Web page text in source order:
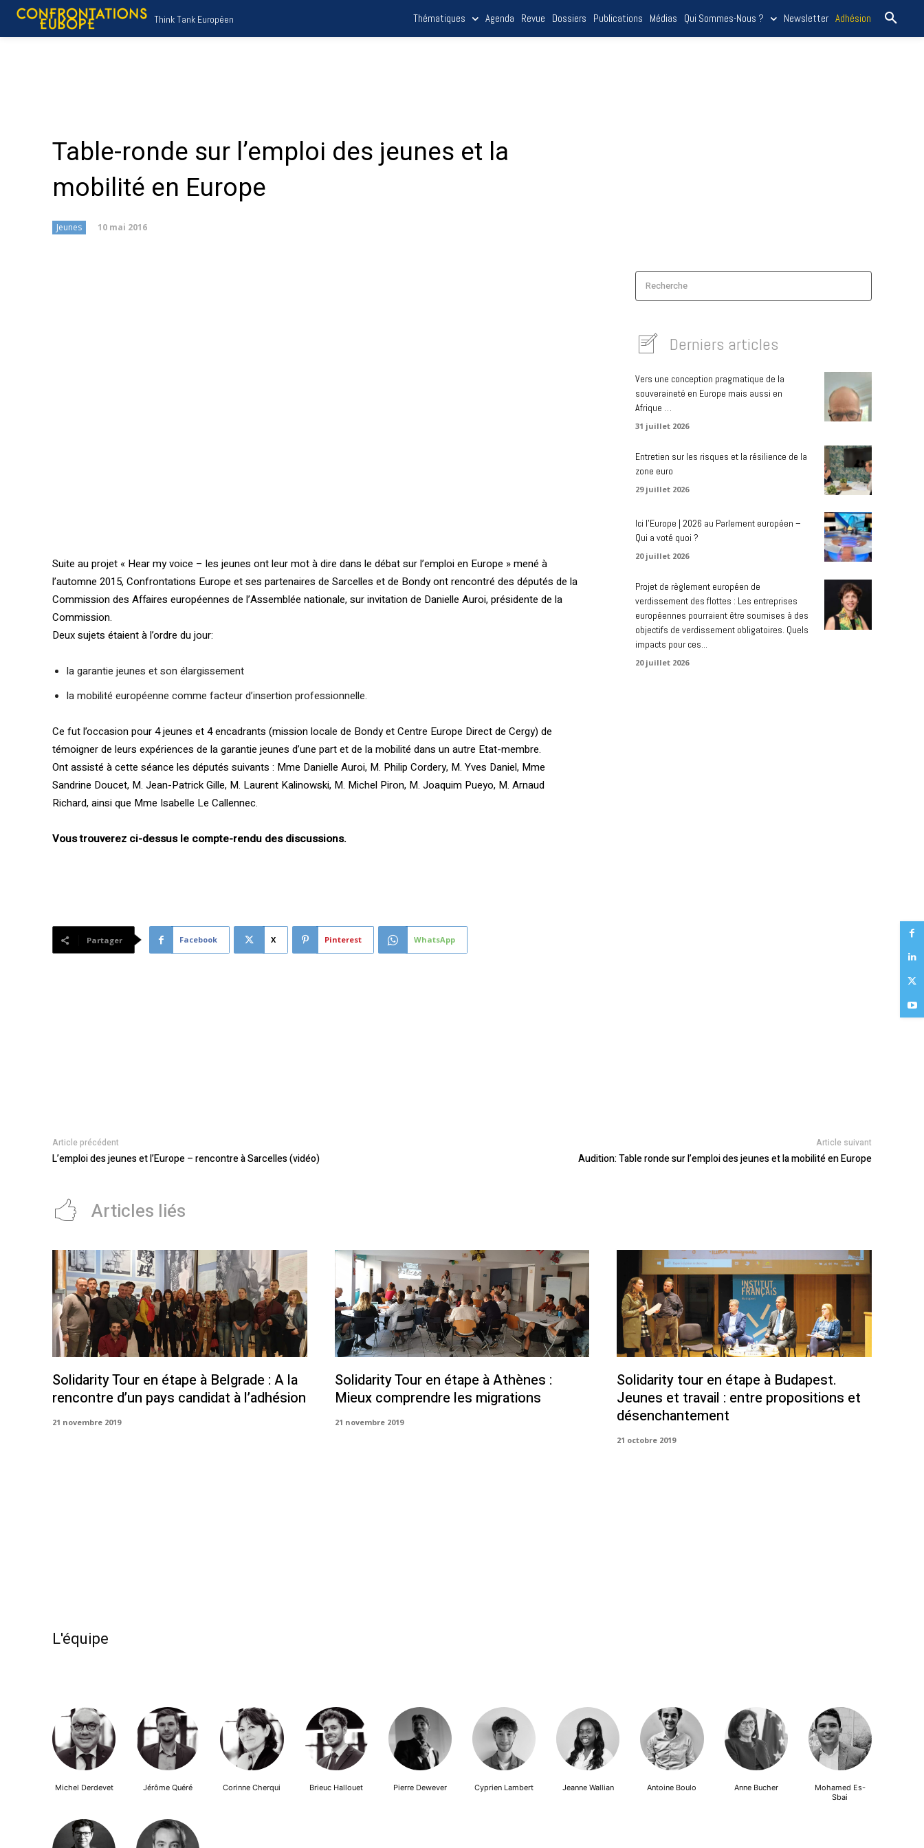
Think Tank Européen Thématiques Agenda Revue Dossiers Publications Médias Qui Sommes-Nous ? Newsletter Adhésion
Table-ronde sur l’emploi des jeunes et la
mobilité en Europe
Jeunes 10 mai 2016
Suite au projet « Hear my voice – les jeunes ont leur mot à dire dans le débat sur l’emploi en Europe » mené à
l’automne 2015, Confrontations Europe et ses partenaires de Sarcelles et de Bondy ont rencontré des députés de la
Commission des Affaires européennes de l’Assemblée nationale, sur invitation de Danielle Auroi, présidente de la
Commission.
Deux sujets étaient à l’ordre du jour:
la garantie jeunes et son élargissement
la mobilité européenne comme facteur d’insertion professionnelle.
Ce fut l’occasion pour 4 jeunes et 4 encadrants (mission locale de Bondy et Centre Europe Direct de Cergy) de
témoigner de leurs expériences de la garantie jeunes d’une part et de la mobilité dans un autre Etat-membre.
Ont assisté à cette séance les députés suivants : Mme Danielle Auroi, M. Philip Cordery, M. Yves Daniel, Mme
Sandrine Doucet, M. Jean-Patrick Gille, M. Laurent Kalinowski, M. Michel Piron, M. Joaquim Pueyo, M. Arnaud
Richard, ainsi que Mme Isabelle Le Callennec.
Vous trouverez ci-dessus le compte-rendu des discussions.
Partager Facebook X Pinterest WhatsApp
Recherche
Derniers articles
Vers une conception pragmatique de la
souveraineté en Europe mais aussi en
Afrique …
31 juillet 2026
Entretien sur les risques et la résilience de la
zone euro
29 juillet 2026
Ici l’Europe | 2026 au Parlement européen –
Qui a voté quoi ?
20 juillet 2026
Projet de règlement européen de
verdissement des flottes : Les entreprises
européennes pourraient être soumises à des
objectifs de verdissement obligatoires. Quels
impacts pour ces...
20 juillet 2026
Article précédent
L’emploi des jeunes et l’Europe – rencontre à Sarcelles (vidéo)
Article suivant
Audition: Table ronde sur l’emploi des jeunes et la mobilité en Europe
Articles liés
Solidarity Tour en étape à Belgrade : A la
rencontre d’un pays candidat à l’adhésion
21 novembre 2019
Solidarity Tour en étape à Athènes :
Mieux comprendre les migrations
21 novembre 2019
Solidarity tour en étape à Budapest.
Jeunes et travail : entre propositions et
désenchantement
21 octobre 2019
L'équipe
Michel Derdevet Jérôme Quéré Corinne Cherqui Brieuc Hallouet Pierre Dewever Cyprien Lambert Jeanne Wallian Antoine Boulo Anne Bucher
Mohamed Es-
Sbai